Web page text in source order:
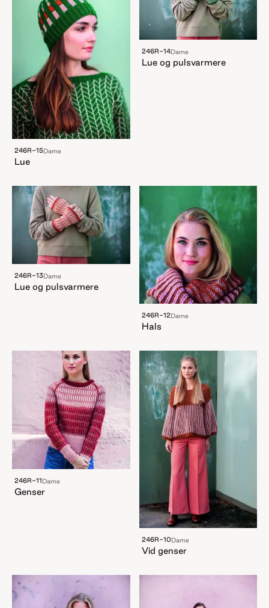
246R-15Dame
Lue
246R-14Dame
Lue og pulsvarmere
246R-13Dame
Lue og pulsvarmere
246R-12Dame
Hals
246R-11Dame
Genser
246R-10Dame
Vid genser